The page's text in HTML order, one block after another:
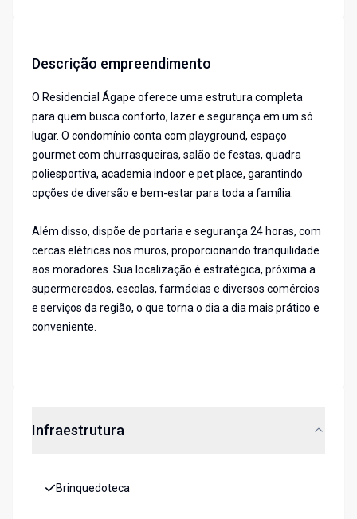
Descrição empreendimento
O Residencial Ágape oferece uma estrutura completa
para quem busca conforto, lazer e segurança em um só
lugar. O condomínio conta com playground, espaço
gourmet com churrasqueiras, salão de festas, quadra
poliesportiva, academia indoor e pet place, garantindo
opções de diversão e bem-estar para toda a família.
Além disso, dispõe de portaria e segurança 24 horas, com
cercas elétricas nos muros, proporcionando tranquilidade
aos moradores. Sua localização é estratégica, próxima a
supermercados, escolas, farmácias e diversos comércios
e serviços da região, o que torna o dia a dia mais prático e
conveniente.
Infraestrutura
Brinquedoteca